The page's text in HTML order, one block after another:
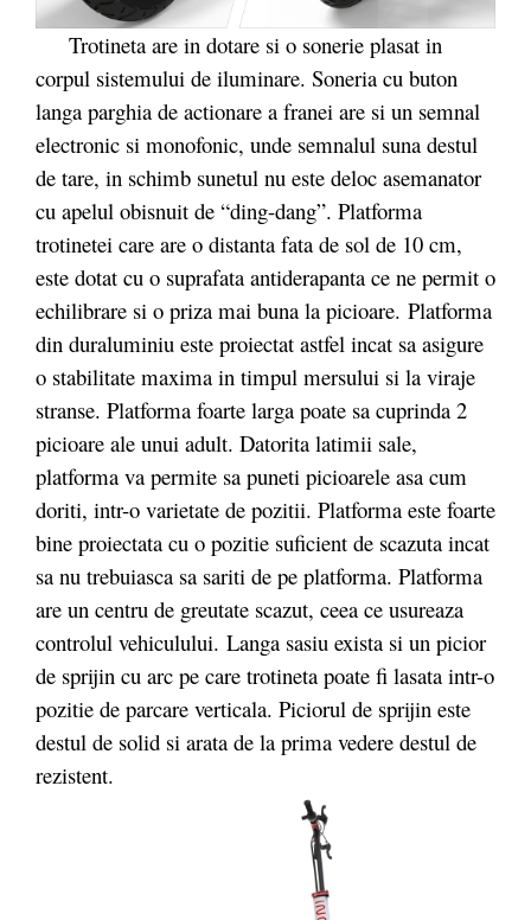
Trotineta are in dotare si o sonerie plasat in
corpul sistemului de iluminare. Soneria cu buton
langa parghia de actionare a franei are si un semnal
electronic si monofonic, unde semnalul suna destul
de tare, in schimb sunetul nu este deloc asemanator
cu apelul obisnuit de “ding-dang”. Platforma
trotinetei care are o distanta fata de sol de 10 cm,
este dotat cu o suprafata antiderapanta ce ne permit o
echilibrare si o priza mai buna la picioare. Platforma
din duraluminiu este proiectat astfel incat sa asigure
o stabilitate maxima in timpul mersului si la viraje
stranse. Platforma foarte larga poate sa cuprinda 2
picioare ale unui adult. Datorita latimii sale,
platforma va permite sa puneti picioarele asa cum
doriti, intr-o varietate de pozitii. Platforma este foarte
bine proiectata cu o pozitie suficient de scazuta incat
sa nu trebuiasca sa sariti de pe platforma. Platforma
are un centru de greutate scazut, ceea ce usureaza
controlul vehiculului. Langa sasiu exista si un picior
de sprijin cu arc pe care trotineta poate fi lasata intr-o
pozitie de parcare verticala. Piciorul de sprijin este
destul de solid si arata de la prima vedere destul de
rezistent.